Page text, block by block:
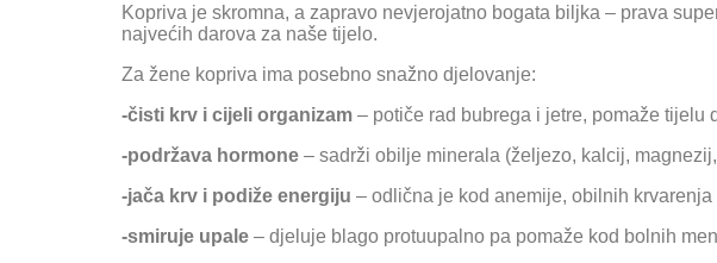
Kopriva je skromna, a zapravo nevjerojatno bogata biljka – prava
najvećih darova za naše tijelo.
Za žene kopriva ima posebno snažno djelovanje:
-čisti krv i cijeli organizam – potiče rad bubrega i jetre, pomaže
-podržava hormone – sadrži obilje minerala (željezo, kalcij,
-jača krv i podiže energiju – odlična je kod anemije, obilnih
-smiruje upale – djeluje blago protuupalno pa pomaže kod bolnih